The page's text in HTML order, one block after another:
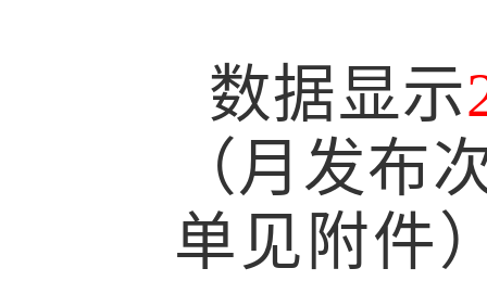
数据显示
（月发布
单见附件